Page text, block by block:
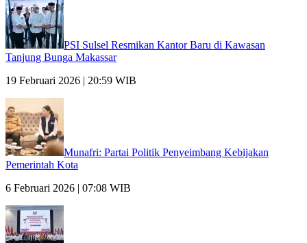
PSI Sulsel Resmikan Kantor Baru di Kawasan
Tanjung Bunga Makassar
19 Februari 2026 | 20:59 WIB
Munafri: Partai Politik Penyeimbang Kebijakan
Pemerintah Kota
6 Februari 2026 | 07:08 WIB